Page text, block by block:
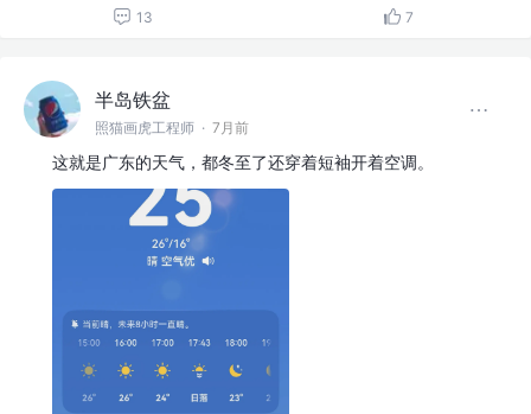
13 7
半岛铁盆
照猫画虎工程师 · 7月前
这就是广东的天气，都冬至了还穿着短袖开着空调。